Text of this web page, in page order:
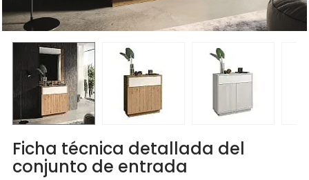
Ficha técnica detallada del
conjunto de entrada